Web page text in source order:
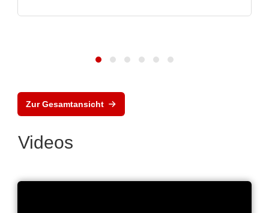
Zur Gesamtansicht
Videos